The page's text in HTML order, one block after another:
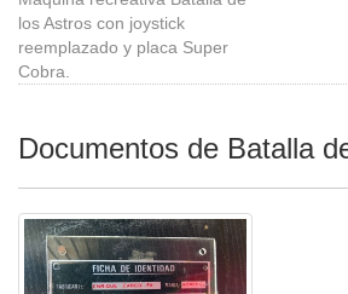
los Astros con joystick
reemplazado y placa Super
Cobra.
Documentos de Batalla